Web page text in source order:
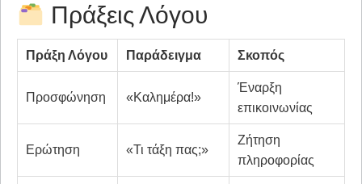
Πράξεις Λόγου
Πράξη Λόγου Παράδειγμα Σκοπός
Προσφώνηση «Καλημέρα!»
Έναρξη
επικοινωνίας
Ερώτηση «Τι τάξη πας;»
Ζήτηση
πληροφορίας